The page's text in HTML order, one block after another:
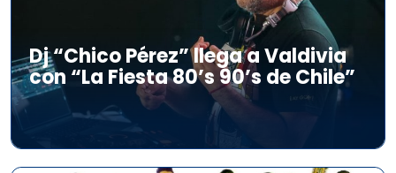
Dj “Chico Pérez” llega a Valdivia
con “La Fiesta 80’s 90’s de Chile”